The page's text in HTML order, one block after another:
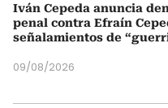
Iván Cepeda anuncia
penal contra Efraín
señalamientos de
09/08/2026